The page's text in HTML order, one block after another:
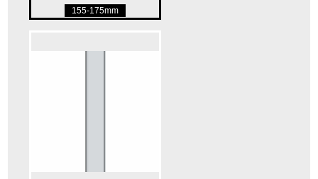
155-175mm